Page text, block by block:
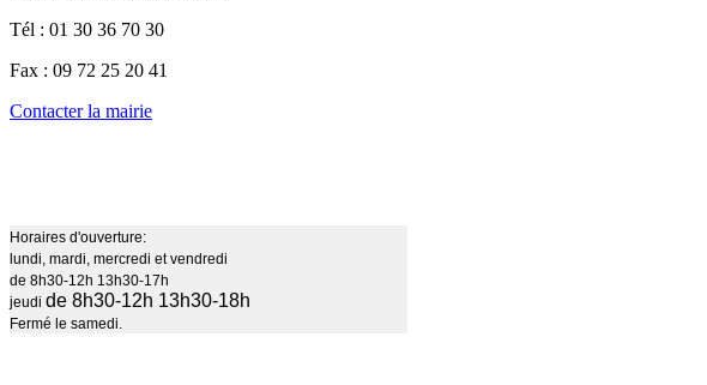
Tél : 01 30 36 70 30
Fax : 09 72 25 20 41
Contacter la mairie
Horaires d'ouverture:
lundi, mardi, mercredi et vendredi
de 8h30-12h 13h30-17h
jeudi de 8h30-12h 13h30-18h
Fermé le samedi.